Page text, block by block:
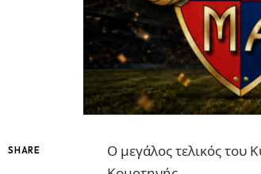
SHARE
Ο μεγάλος τελικός του